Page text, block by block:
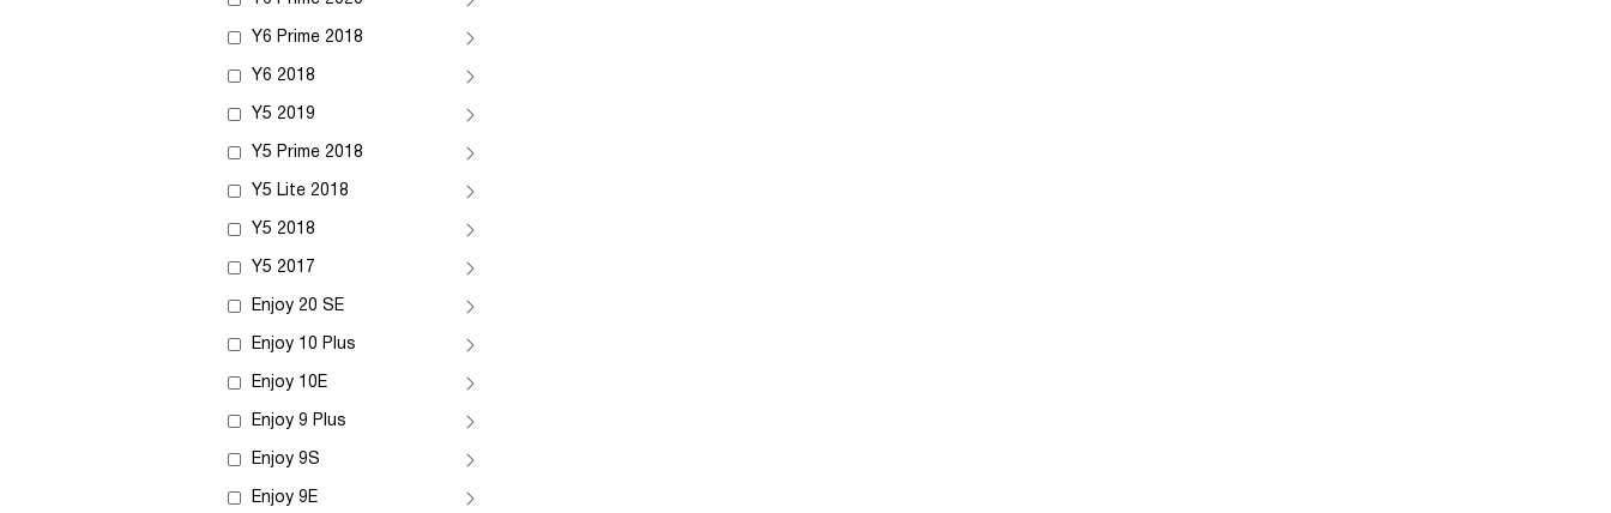
Y6 Prime 2018
Y6 2018
Y5 2019
Y5 Prime 2018
Y5 Lite 2018
Y5 2018
Y5 2017
Enjoy 20 SE
Enjoy 10 Plus
Enjoy 10E
Enjoy 9 Plus
Enjoy 9S
Enjoy 9E